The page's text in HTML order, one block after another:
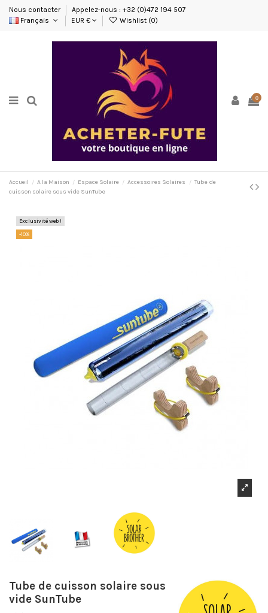
Nous contacter
Appelez-nous : +32 (0)472 194 507
Français
EUR € Wishlist (0)
0
Accueil A la Maison Espace Solaire Accessoires Solaires
Tube de
cuisson solaire sous vide SunTube
Exclusivité web !
-10%
Tube de cuisson solaire sous
vide SunTube